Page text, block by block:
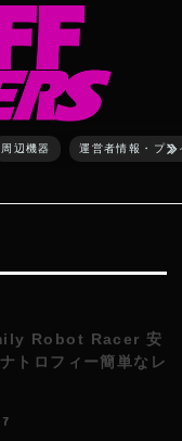
周辺機器 運営者情報・プ
Robot Racer 安
トロフィー簡単なレ